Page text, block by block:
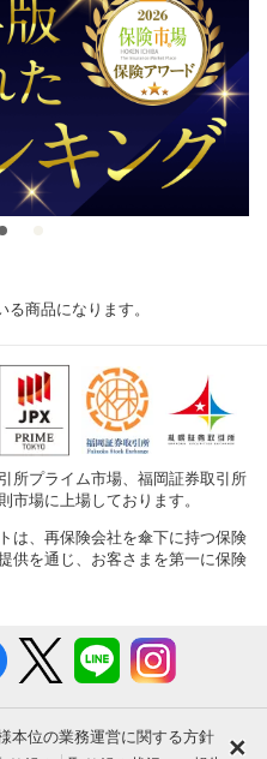
×
商品になります。
所プライム市場、福岡証券取引所
市場に上場しております。
は、再保険会社を傘下に持つ保険
供を通じ、お客さまを第一に保険
本位の業務運営に関する方針